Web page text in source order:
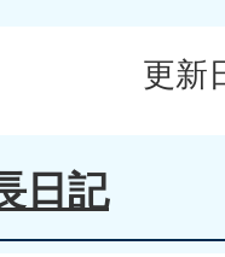
更新
日記